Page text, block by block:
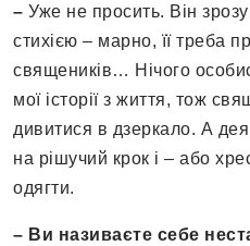
– Уже не просить. Він
стихією – марно, її треба
священиків… Нічого
мої історії з життя, тож
дивитися в дзеркало. А
на рішучий крок і – або
одягти.
– Ви називаєте себе